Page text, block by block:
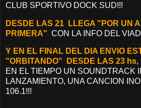
CLUB SPORTIVO DOCK SUD!!!
DESDE LAS 21 LLEGA "POR UN
PRIMERA" CON LA INFO DEL
Y EN EL FINAL DEL DIA ENVIO
"ORBITANDO" DESDE LAS 23 hs,
EN EL TIEMPO UN SOUNDTRACK
LANZAMIENTO, UNA CANCION
106.1!!!